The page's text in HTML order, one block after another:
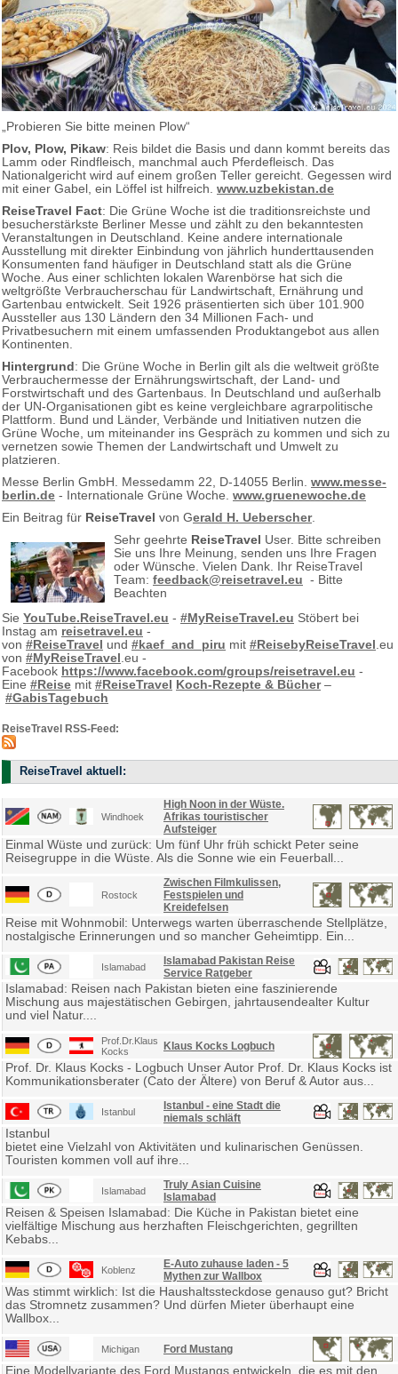
„Probieren Sie bitte meinen Plow“
Plov, Plow, Pikaw: Reis bildet die Basis und dann kommt bereits das
Lamm oder Rindfleisch, manchmal auch Pferdefleisch. Das
Nationalgericht wird auf einem großen Teller gereicht. Gegessen wird
mit einer Gabel, ein Löffel ist hilfreich. www.uzbekistan.de
ReiseTravel Fact: Die Grüne Woche ist die traditionsreichste und
besucherstärkste Berliner Messe und zählt zu den bekanntesten
Veranstaltungen in Deutschland. Keine andere internationale
Ausstellung mit direkter Einbindung von jährlich hunderttausenden
Konsumenten fand häufiger in Deutschland statt als die Grüne
Woche. Aus einer schlichten lokalen Warenbörse hat sich die
weltgrößte Verbraucherschau für Landwirtschaft, Ernährung und
Gartenbau entwickelt. Seit 1926 präsentierten sich über 101.900
Aussteller aus 130 Ländern den 34 Millionen Fach- und
Privatbesuchern mit einem umfassenden Produktangebot aus allen
Kontinenten.
Hintergrund : Die Grüne Woche in Berlin gilt als die weltweit größte
Verbrauchermesse der Ernährungswirtschaft, der Land- und
Forstwirtschaft und des Gartenbaus. In Deutschland und außerhalb
der UN-Organisationen gibt es keine vergleichbare agrarpolitische
Plattform. Bund und Länder, Verbände und Initiativen nutzen die
Grüne Woche, um miteinander ins Gespräch zu kommen und sich zu
vernetzen sowie Themen der Landwirtschaft und Umwelt zu
platzieren.
Messe Berlin GmbH. Messedamm 22, D-14055 Berlin. www.messe-
berlin.de - Internationale Grüne Woche. www.gruenewoche.de
Ein Beitrag für ReiseTravel von Gerald H. Ueberscher.
Sehr geehrte ReiseTravel User. Bitte schreiben
Sie uns Ihre Meinung, senden uns Ihre Fragen
oder Wünsche. Vielen Dank. Ihr ReiseTravel
Team: feedback@reisetravel.eu - Bitte
Beachten
Sie YouTube.ReiseTravel.eu - #MyReiseTravel.eu Stöbert bei
Instag am reisetravel.eu -
von #ReiseTravel und #kaef_and_piru mit #ReisebyReiseTravel .eu
von #MyReiseTravel .eu -
Facebook https://www.facebook.com/groups/reisetravel.eu -
Eine #Reise mit #ReiseTravel Koch-Rezepte & Bücher–
#GabisTagebuch
ReiseTravel RSS-Feed:
ReiseTravel aktuell:
Windhoek
High Noon in der Wüste.
Afrikas touristischer
Aufsteiger
Einmal Wüste und zurück: Um fünf Uhr früh schickt Peter seine
Reisegruppe in die Wüste. Als die Sonne wie ein Feuerball...
Rostock
Zwischen Filmkulissen,
Festspielen und
Kreidefelsen
Reise mit Wohnmobil: Unterwegs warten überraschende Stellplätze,
nostalgische Erinnerungen und so mancher Geheimtipp. Ein...
Islamabad
Islamabad Pakistan Reise
Service Ratgeber
Islamabad: Reisen nach Pakistan bieten eine faszinierende
Mischung aus majestätischen Gebirgen, jahrtausendealter Kultur
und viel Natur....
Prof.Dr.Klaus
Kocks
Klaus Kocks Logbuch
Prof. Dr. Klaus Kocks - Logbuch Unser Autor Prof. Dr. Klaus Kocks ist
Kommunikationsberater (Cato der Ältere) von Beruf & Autor aus...
Istanbul
Istanbul - eine Stadt die
niemals schläft
Istanbul
bietet eine Vielzahl von Aktivitäten und kulinarischen Genüssen.
Touristen kommen voll auf ihre...
Islamabad
Truly Asian Cuisine
Islamabad
Reisen & Speisen Islamabad: Die Küche in Pakistan bietet eine
vielfältige Mischung aus herzhaften Fleischgerichten, gegrillten
Kebabs...
Koblenz
E-Auto zuhause laden - 5
Mythen zur Wallbox
Was stimmt wirklich: Ist die Haushaltssteckdose genauso gut? Bricht
das Stromnetz zusammen? Und dürfen Mieter überhaupt eine
Wallbox...
Michigan Ford Mustang
Eine Modellvariante des Ford Mustangs entwickeln, die es mit den